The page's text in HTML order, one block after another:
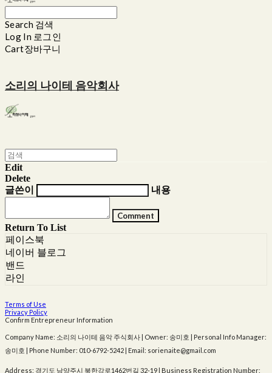
Search 검색
Log In 로그인
Cart장바구니
소리의 나이테 음악회사
Edit
Delete
글쓴이
내용
Comment
Return To List
페이스북
네이버 블로그
밴드
라인
Terms of Use
Privacy Policy
Confirm Entrepreneur Information
Company Name: 소리의 나이테 음악 주식회사 | Owner: 송미호 | Personal Info Manager:
송미호 | Phone Number: 010-6792-5242 | Email: sorienaite@gmail.com
Address: 경기도 남양주시 북한강로1462번길 32-19 | Business Registration Number: